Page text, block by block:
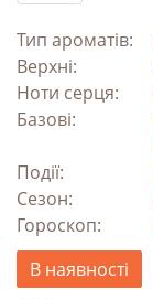
Тип ароматів:
Верхні:
Ноти серця:
Базові:
Події:
Сезон:
Гороскоп:
В наявності